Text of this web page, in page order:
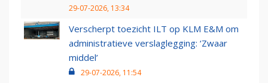
29-07-2026, 13:34
Verscherpt toezicht ILT op KLM E&M om
administratieve verslaglegging: ‘Zwaar
middel’
29-07-2026, 11:54